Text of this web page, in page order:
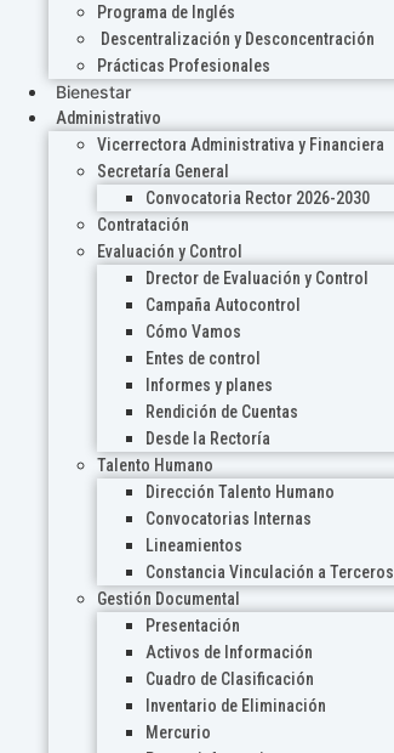
Programa de Inglés
Descentralización y Desconcentración
Prácticas Profesionales
Bienestar
Administrativo
Vicerrectora Administrativa y Financiera
Secretaría General
Convocatoria Rector 2026-2030
Contratación
Evaluación y Control
Drector de Evaluación y Control
Campaña Autocontrol
Cómo Vamos
Entes de control
Informes y planes
Rendición de Cuentas
Desde la Rectoría
Talento Humano
Dirección Talento Humano
Convocatorias Internas
Lineamientos
Constancia Vinculación a Terceros
Gestión Documental
Presentación
Activos de Información
Cuadro de Clasificación
Inventario de Eliminación
Mercurio